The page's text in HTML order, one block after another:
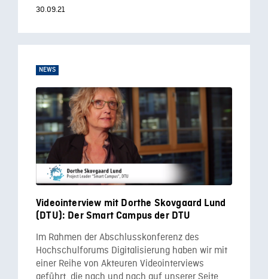
30.09.21
NEWS
Videointerview mit Dorthe Skovgaard Lund
(DTU): Der Smart Campus der DTU
Im Rahmen der Abschlusskonferenz des
Hochschulforums Digitalisierung haben wir mit
einer Reihe von Akteuren Videointerviews